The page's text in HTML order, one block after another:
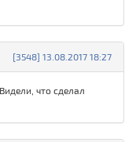
[3548] 13.08.2017 18:27
что сделал